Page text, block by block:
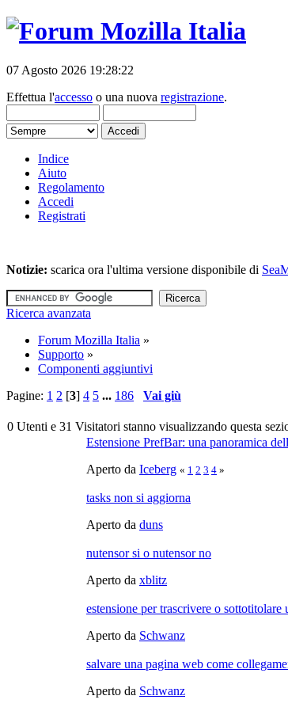
07 Agosto 2026 19:28:22
Effettua l'accesso o una nuova registrazione.
Indice
Aiuto
Regolamento
Accedi
Registrati
Notizie: scarica ora l'ultima versione disponibile di
Ricerca avanzata
Forum Mozilla Italia »
Supporto »
Componenti aggiuntivi
Pagine: 1 2 [3] 4 5 ... 186
Vai giù
0 Utenti e 31 Visitatori stanno visualizzando questa
Estensione PrefBar: una panoramica
Aperto da Iceberg « 1 2 3 4 »
tasks non si aggiorna
Aperto da duns
nutensor si o nutensor no
Aperto da xblitz
estensione per trascrivere o
Aperto da Schwanz
salvare una pagina web come
Aperto da Schwanz